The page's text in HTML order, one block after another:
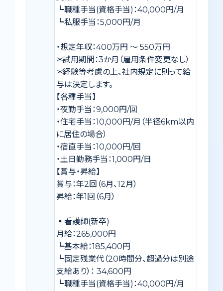
┗職種手当(資格手当)：40,000円/月
┗私服手当：5,000円/月
・想定年収：400万円 〜 550万円
＊試用期間：3か月（雇用条件変更なし）
＊経験等考慮の上、社内規定に則って給
与は決定します。
【各種手当】
・夜勤手当：9,000円/回
・住宅手当：10,000円/月（半径6km以内
に居住の場合）
・宿直手当：10,000円/回
・土日勤務手当：1,000円/日
【賞与・昇給】
賞与：年2回（6月、12月）
昇給：年1回（6月）
▪️看護師(新卒)
月給：265,000円
┗基本給：185,400円
┗固定残業代（20時間分、超過分は別途
支給あり）： 34,600円
┗職種手当(資格手当)：40,000円/月